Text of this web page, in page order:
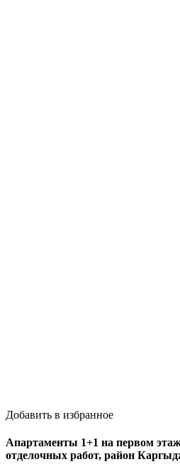
Добавить в избранное
Апартаменты 1+1 на первом
отделочных работ, район